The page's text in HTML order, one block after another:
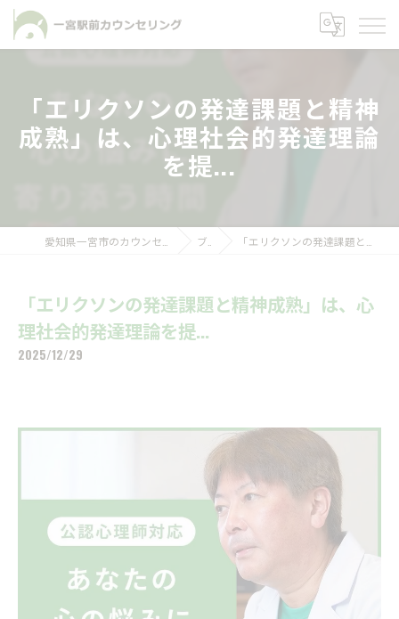
「エリクソンの発達課題と精神
成熟」は、心理社会的発達理論
を提...
ブログ 「エリクソンの発達課題と精神成熟」は、心理社会的発達理論を提...
「エリクソンの発達課題と精神成熟」は、心
理社会的発達理論を提...
2025/12/29